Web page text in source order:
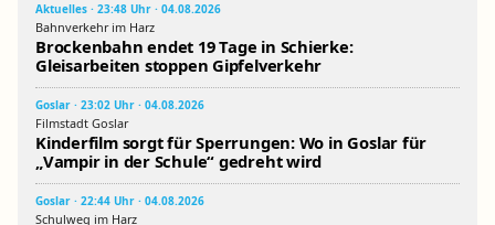
Aktuelles · 23:48 Uhr · 04.08.2026
Bahnverkehr im Harz
Brockenbahn endet 19 Tage in Schierke:
Gleisarbeiten stoppen Gipfelverkehr
Goslar · 23:02 Uhr · 04.08.2026
Filmstadt Goslar
Kinderfilm sorgt für Sperrungen: Wo in Goslar für
„Vampir in der Schule“ gedreht wird
Goslar · 22:44 Uhr · 04.08.2026
Schulweg im Harz